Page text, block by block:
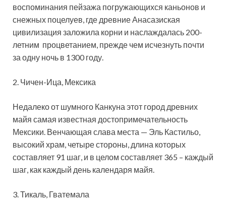
воспоминания пейзажа погружающихся каньонов и
снежных поцелуев, где древние Анасазиская
цивилизация заложила корни и наслаждалась 200-
летним процветанием, прежде чем исчезнуть почти
за одну ночь в 1300 году.
2. Чичен-Ица, Мексика
Недалеко от шумного Канкуна этот город древних
майя самая известная достопримечательность
Мексики. Венчающая слава места — Эль Кастильо,
высокий храм, четыре стороны, длина которых
составляет 91 шаг, и в целом составляет 365 – каждый
шаг, как каждый день календаря майя.
3. Тикаль, Гватемала